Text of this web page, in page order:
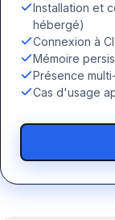
Installation et
hébergé)
Connexion à
Mémoire
Présence
Cas d'usage